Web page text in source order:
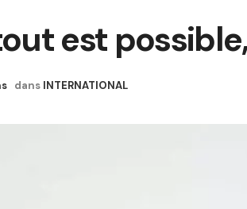
est
dans INTERNATIONAL